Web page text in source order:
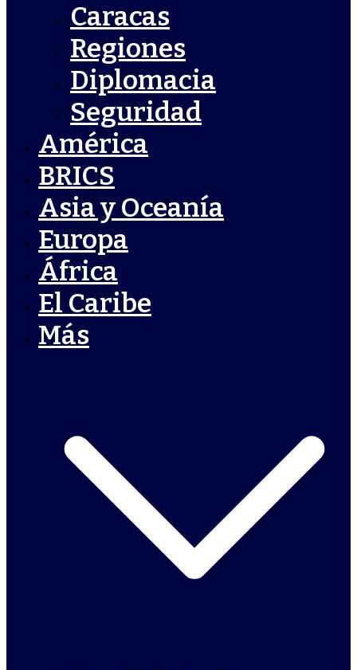
Caracas
Regiones
Diplomacia
Seguridad
América
BRICS
Asia y Oceanía
Europa
África
El Caribe
Más